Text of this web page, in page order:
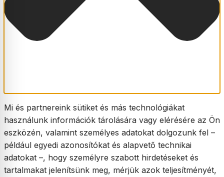
Mi és partnereink sütiket és más technológiákat
használunk információk tárolására vagy elérésére az Ön
eszközén, valamint személyes adatokat dolgozunk fel –
például egyedi azonosítókat és alapvető technikai
adatokat –, hogy személyre szabott hirdetéseket és
tartalmakat jelenítsünk meg, mérjük azok teljesítményét,